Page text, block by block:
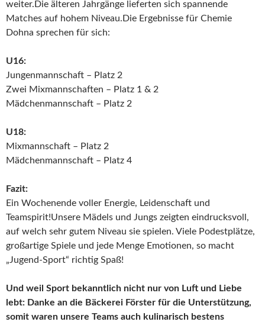
weiter.Die älteren Jahrgänge lieferten sich spannende
Matches auf hohem Niveau.Die Ergebnisse für Chemie
Dohna sprechen für sich:
U16:
Jungenmannschaft – Platz 2
Zwei Mixmannschaften – Platz 1 & 2
Mädchenmannschaft – Platz 2
U18:
Mixmannschaft – Platz 2
Mädchenmannschaft – Platz 4
Fazit:
Ein Wochenende voller Energie, Leidenschaft und
Teamspirit!Unsere Mädels und Jungs zeigten eindrucksvoll,
auf welch sehr gutem Niveau sie spielen. Viele Podestplätze,
großartige Spiele und jede Menge Emotionen, so macht
„Jugend-Sport“ richtig Spaß!
Und weil Sport bekanntlich nicht nur von Luft und Liebe
lebt: Danke an die Bäckerei Förster für die Unterstützung,
somit waren unsere Teams auch kulinarisch bestens